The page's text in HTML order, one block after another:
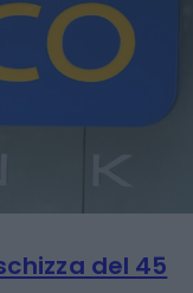
del 45